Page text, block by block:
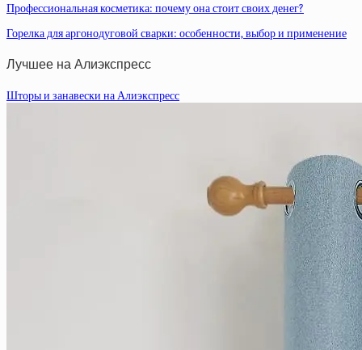
Профессиональная косметика: почему она стоит своих денег?
Горелка для аргонодуговой сварки: особенности, выбор и применение
Лучшее на Алиэкспресс
Шторы и занавески на Алиэкспресс